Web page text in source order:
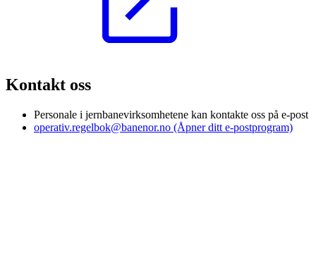
Kontakt oss
Personale i jernbanevirksomhetene kan kontakte oss på e-post
operativ.regelbok@banenor.no (Åpner ditt e-postprogram)